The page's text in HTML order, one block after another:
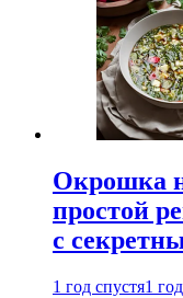
Окрошка
простой
с
1 год спустя1